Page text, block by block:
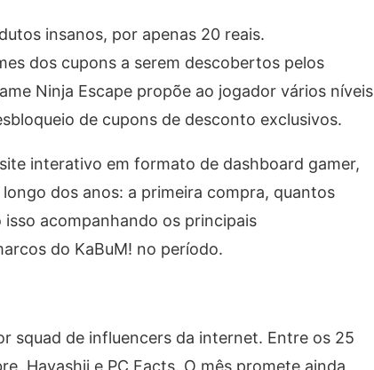
insanos, por apenas 20 reais.
dos cupons a serem descobertos pelos
Ninja Escape propõe ao jogador vários níveis
de cupons de desconto exclusivos.
interativo em formato de dashboard gamer,
dos anos: a primeira compra, quantos
acompanhando os principais
do KaBuM! no período.
squad de influencers da internet. Entre os 25
Hayashii e PC Facts. O mês promete ainda